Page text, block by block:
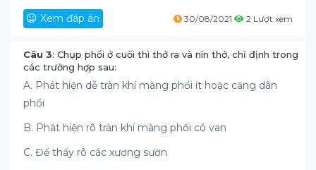
Xem đáp án
30/08/2021 2 Lượt xem
Câu 3: Chụp phổi ở cuối thì thở ra và nín thở, chỉ định trong
các trường hợp sau:
A. Phát hiện dễ tràn khí màng phổi ít hoặc căng dãn
phổi
B. Phát hiện rõ tràn khí màng phổi có van
C. Để thấy rõ các xương sườn